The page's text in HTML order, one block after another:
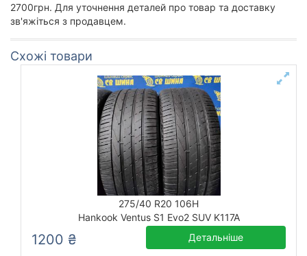
2700грн. Для уточнення деталей про товар та доставку
зв'яжіться з продавцем.
Схожі товари
275/40 R20 106H
Hankook Ventus S1 Evo2 SUV K117A
1200 ₴ Детальніше